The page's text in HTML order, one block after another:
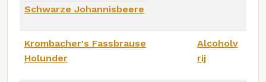
Schwarze Johannisbeere
Krombacher's Fassbrause
Holunder
Alcoholv
rij